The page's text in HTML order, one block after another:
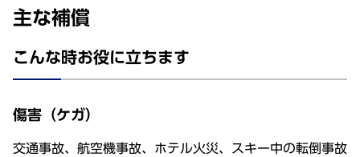
主な補償
こんな時お役に立ちます
傷害（ケガ）
交通事故、航空機事故、ホテル火災、スキー中の転倒事故